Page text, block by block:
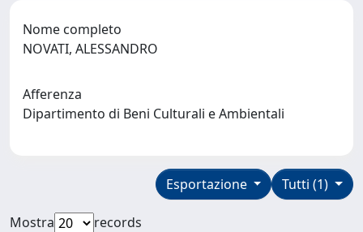
Nome completo
NOVATI, ALESSANDRO
Afferenza
Dipartimento di Beni Culturali e Ambientali
Tutti (1)
Esportazione
Mostra
records